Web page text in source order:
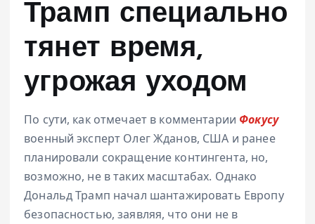
Трамп специально
тянет время,
угрожая уходом
По сути, как отмечает в комментарии Фокусу
военный эксперт Олег Жданов, США и ранее
планировали сокращение контингента, но,
возможно, не в таких масштабах. Однако
Дональд Трамп начал шантажировать Европу
безопасностью, заявляя, что они не в